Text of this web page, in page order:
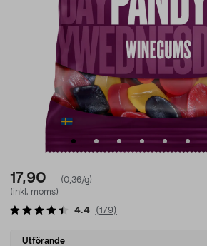
17,90
(0,36/g)
(inkl. moms)
4.4 (179)
Select
Utförande